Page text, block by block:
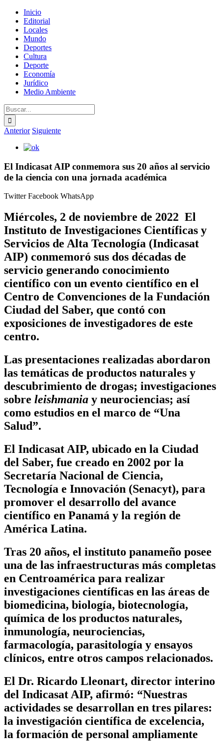
Inicio
Editorial
Locales
Mundo
Deportes
Cultura
Deporte
Economía
Jurídico
Medio Ambiente
Buscar:
Anterior Siguiente
Ver
más
grande
El Indicasat AIP conmemora sus 20 años al servicio
de la ciencia con una jornada académica
TwitterFacebook WhatsApp
Miércoles, 2 de noviembre de 2022 El
Instituto de Investigaciones Científicas y
Servicios de Alta Tecnología (Indicasat
AIP) conmemoró sus dos décadas de
servicio generando conocimiento
científico con un evento científico en el
Centro de Convenciones de la Fundación
Ciudad del Saber, que contó con
exposiciones de investigadores de este
centro.
Las presentaciones realizadas abordaron
las temáticas de productos naturales y
descubrimiento de drogas; investigaciones
sobre leishmania y neurociencias; así
como estudios en el marco de “Una
Salud”.
El Indicasat AIP, ubicado en la Ciudad
del Saber, fue creado en 2002 por la
Secretaría Nacional de Ciencia,
Tecnología e Innovación (Senacyt), para
promover el desarrollo del avance
científico en Panamá y la región de
América Latina.
Tras 20 años, el instituto panameño posee
una de las infraestructuras más completas
en Centroamérica para realizar
investigaciones científicas en las áreas de
biomedicina, biología, biotecnología,
química de los productos naturales,
inmunología, neurociencias,
farmacología, parasitología y ensayos
clínicos, entre otros campos relacionados.
El Dr. Ricardo Lleonart, director interino
del Indicasat AIP, afirmó: “Nuestras
actividades se desarrollan en tres pilares:
la investigación científica de excelencia,
la formación de personal ampliamente